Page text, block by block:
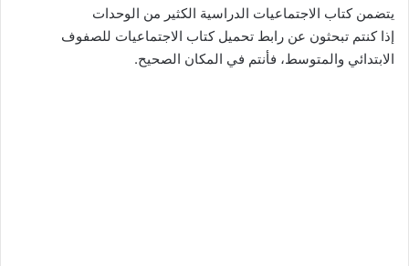
يتضمن كتاب الاجتماعيات الدراسية الكثير من الوحدات
إذا كنتم تبحثون عن رابط تحميل كتاب الاجتماعيات للصفوف
الابتدائي والمتوسط، فأنتم في المكان الصحيح.